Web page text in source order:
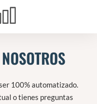
100% automatizado.
o tienes preguntas